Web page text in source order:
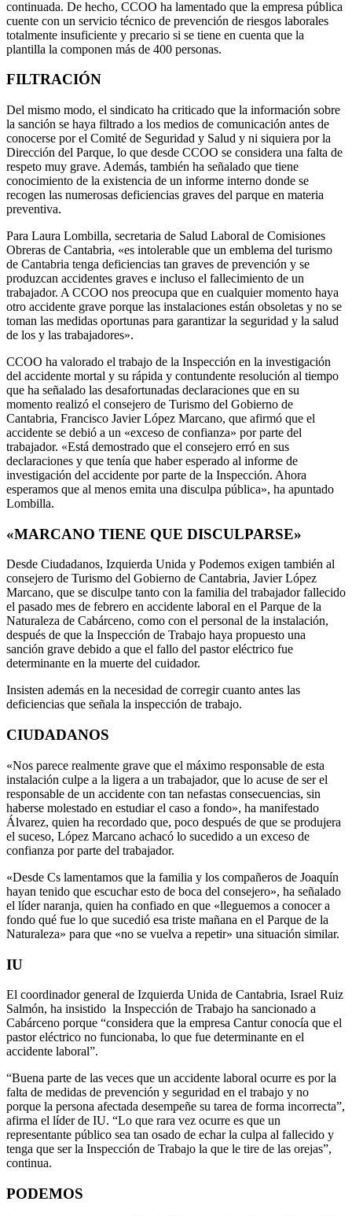
continuada. De hecho, CCOO ha lamentado que la empresa pública
cuente con un servicio técnico de prevención de riesgos laborales
totalmente insuficiente y precario si se tiene en cuenta que la
plantilla la componen más de 400 personas.
FILTRACIÓN
Del mismo modo, el sindicato ha criticado que la información sobre
la sanción se haya filtrado a los medios de comunicación antes de
conocerse por el Comité de Seguridad y Salud y ni siquiera por la
Dirección del Parque, lo que desde CCOO se considera una falta de
respeto muy grave. Además, también ha señalado que tiene
conocimiento de la existencia de un informe interno donde se
recogen las numerosas deficiencias graves del parque en materia
preventiva.
Para Laura Lombilla, secretaria de Salud Laboral de Comisiones
Obreras de Cantabria, «es intolerable que un emblema del turismo
de Cantabria tenga deficiencias tan graves de prevención y se
produzcan accidentes graves e incluso el fallecimiento de un
trabajador. A CCOO nos preocupa que en cualquier momento haya
otro accidente grave porque las instalaciones están obsoletas y no se
toman las medidas oportunas para garantizar la seguridad y la salud
de los y las trabajadores».
CCOO ha valorado el trabajo de la Inspección en la investigación
del accidente mortal y su rápida y contundente resolución al tiempo
que ha señalado las desafortunadas declaraciones que en su
momento realizó el consejero de Turismo del Gobierno de
Cantabria, Francisco Javier López Marcano, que afirmó que el
accidente se debió a un «exceso de confianza» por parte del
trabajador. «Está demostrado que el consejero erró en sus
declaraciones y que tenía que haber esperado al informe de
investigación del accidente por parte de la Inspección. Ahora
esperamos que al menos emita una disculpa pública», ha apuntado
Lombilla.
«MARCANO TIENE QUE DISCULPARSE»
Desde Ciudadanos, Izquierda Unida y Podemos exigen también al
consejero de Turismo del Gobierno de Cantabria, Javier López
Marcano, que se disculpe tanto con la familia del trabajador fallecido
el pasado mes de febrero en accidente laboral en el Parque de la
Naturaleza de Cabárceno, como con el personal de la instalación,
después de que la Inspección de Trabajo haya propuesto una
sanción grave debido a que el fallo del pastor eléctrico fue
determinante en la muerte del cuidador.
Insisten además en la necesidad de corregir cuanto antes las
deficiencias que señala la inspección de trabajo.
CIUDADANOS
«Nos parece realmente grave que el máximo responsable de esta
instalación culpe a la ligera a un trabajador, que lo acuse de ser el
responsable de un accidente con tan nefastas consecuencias, sin
haberse molestado en estudiar el caso a fondo», ha manifestado
Álvarez, quien ha recordado que, poco después de que se produjera
el suceso, López Marcano achacó lo sucedido a un exceso de
confianza por parte del trabajador.
«Desde Cs lamentamos que la familia y los compañeros de Joaquín
hayan tenido que escuchar esto de boca del consejero», ha señalado
el líder naranja, quien ha confiado en que «lleguemos a conocer a
fondo qué fue lo que sucedió esa triste mañana en el Parque de la
Naturaleza» para que «no se vuelva a repetir» una situación similar.
IU
El coordinador general de Izquierda Unida de Cantabria, Israel Ruiz
Salmón, ha insistido la Inspección de Trabajo ha sancionado a
Cabárceno porque “considera que la empresa Cantur conocía que el
pastor eléctrico no funcionaba, lo que fue determinante en el
accidente laboral”.
“Buena parte de las veces que un accidente laboral ocurre es por la
falta de medidas de prevención y seguridad en el trabajo y no
porque la persona afectada desempeñe su tarea de forma incorrecta”,
afirma el líder de IU. “Lo que rara vez ocurre es que un
representante público sea tan osado de echar la culpa al fallecido y
tenga que ser la Inspección de Trabajo la que le tire de las orejas”,
continua.
PODEMOS